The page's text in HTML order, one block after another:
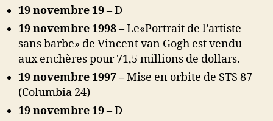
19 novembre 19 –D
19 novembre 1998 –Le«Portrait de l’artiste
sans barbe» de Vincent van Gogh est vendu
aux enchères pour 71,5 millions de dollars.
19 novembre 1997 –Mise en orbite de STS 87
(Columbia 24)
19 novembre 19 –D